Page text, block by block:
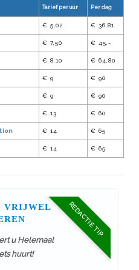
Tarief per uur Per dag
€ 5,02 € 36,81
€ 7,50 € 45,-
€ 8,10 € 64,80
€ 9 € 90
€ 9 € 90
€ 13 € 60
€ 14 € 65
€ 14 € 65
REDACTIE TIP
VRIJWEL
u Helemaal
huurt!